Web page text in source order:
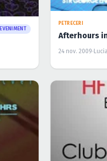
EVENIMENT
PETRECERI
Afterhours
24 nov. 2009·